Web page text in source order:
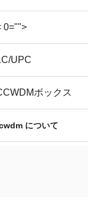
0="">
UPC
ボックス
について